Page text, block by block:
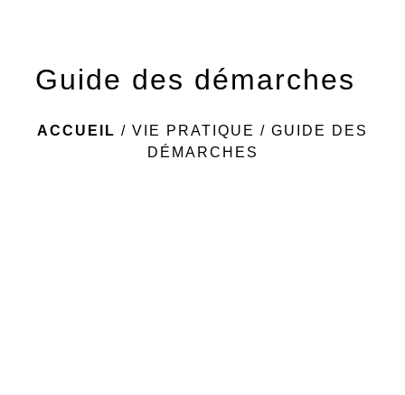
Guide des démarches
ACCUEIL / VIE PRATIQUE / GUIDE DES
DÉMARCHES